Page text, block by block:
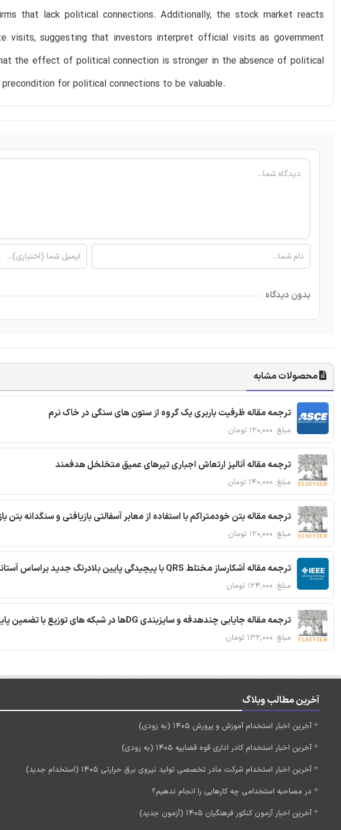
that lack political connections. Additionally, the stock market reacts
visits, suggesting that investors interpret official visits as government
the effect of political connection is stronger in the absence of political
for political connections to be valuable.
بدون دیدگاه
محصولات مشابه
ترجمه مقاله ظرفیت باربری یک گروه از ستون های سنگی در خاک نرم
مبلغ: ۱۲۰,۰۰۰ تومان
ترجمه مقاله آنالیز ارتعاش اجباری تیرهای عمیق متخلخل هدفمند
مبلغ: ۱۴۰,۰۰۰ تومان
ترجمه مقاله بتن خودمتراکم با استفاده از معابر آسفالتی بازیافتی و سنگدانه بتن
مبلغ: ۱۲۰,۰۰۰ تومان
ترجمه مقاله آشکارساز مختلط QRS با پیچیدگی پایین بلادرنگ جدید براساس آستانه گذاری تطبیقی
مبلغ: ۱۲۴,۰۰۰ تومان
ترجمه مقاله جایابی چندهدفه و سایزبندی DGها در شبکه های توزیع با تضمین پایداری گذرا
مبلغ: ۱۳۲,۰۰۰ تومان
آخرین مطالب وبلاگ
آخرین اخبار استخدام آموزش و پرورش 1405 (به زودی)
آخرین اخبار استخدام کادر اداری قوه قضاییه 1405 (به زودی)
آخرین اخبار استخدام شرکت مادر تخصصی تولید نیروی برق حرارتی 1405 (استخدام جدید)
در مصاحبه استخدامی چه کارهایی را انجام ندهیم؟
آخرین اخبار آزمون کنکور فرهنگیان 1405 (آزمون جدید)